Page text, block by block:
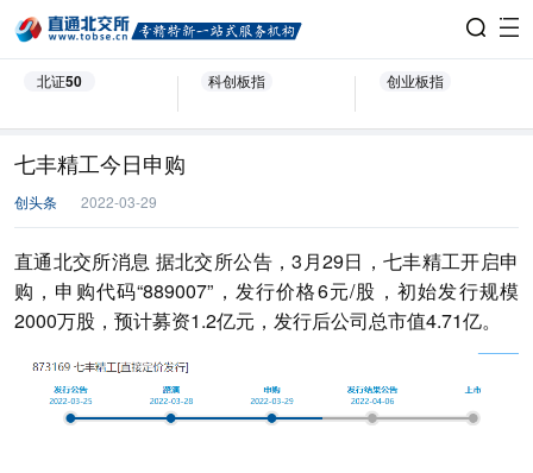
北证50 科创板指 创业板指
七丰精工今日申购
创头条 2022-03-29
直通北交所消息 据北交所公告，3月29日，七丰精工开启申
购，申购代码“889007”，发行价格6元/股，初始发行规模
2000万股，预计募资1.2亿元，发行后公司总市值4.71亿。